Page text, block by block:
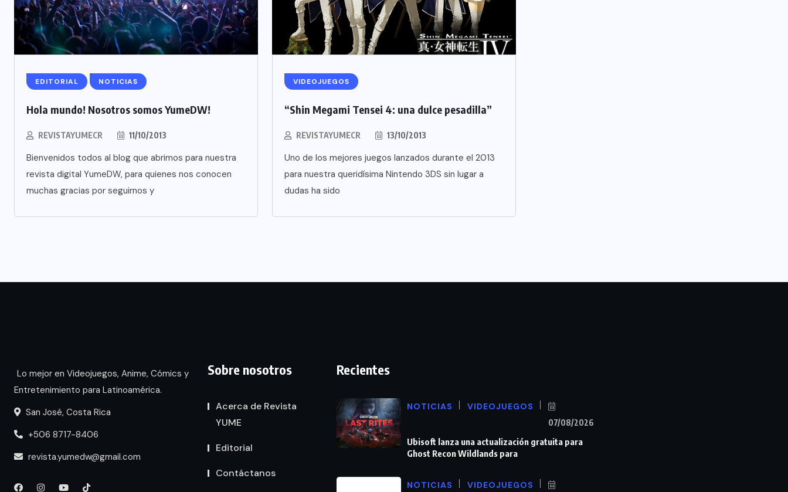
EDITORIAL NOTICIAS
Hola mundo! Nosotros somos YumeDW!
REVISTAYUMECR 11/10/2013
Bienvenidos todos al blog que abrimos para nuestra
revista digital YumeDW, para quienes nos conocen
muchas gracias por seguirnos y
VIDEOJUEGOS
“Shin Megami Tensei 4: una dulce pesadilla”
REVISTAYUMECR 13/10/2013
Uno de los mejores juegos lanzados durante el 2013
para nuestra queridísima Nintendo 3DS sin lugar a
dudas ha sido
Lo mejor en Videojuegos, Anime, Cómics y
Entretenimiento para Latinoamérica.
San José, Costa Rica
+506 8717-8406
revista.yumedw@gmail.com
Sobre nosotros
Acerca de Revista
YUME
Editorial
Contáctanos
Recientes
NOTICIAS VIDEOJUEGOS
07/08/2026
Ubisoft lanza una actualización gratuita para
Ghost Recon Wildlands para
NOTICIAS VIDEOJUEGOS